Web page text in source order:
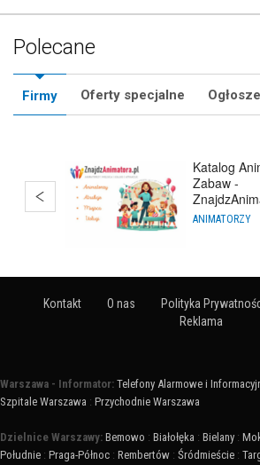
Polecane
Firmy Oferty specjalne
Bańki
HURTOWNIE
Kontakt O nas Polityka
Reklama
Warszawa - Informator: Telefony Alarmowe i
Szpitale Warszawa : Przychodnie Warszawa
Dzielnice Warszawy: Bemowo : Białołęka : Bielany :
Południe : Praga-Północ : Rembertów : Śródmieście :